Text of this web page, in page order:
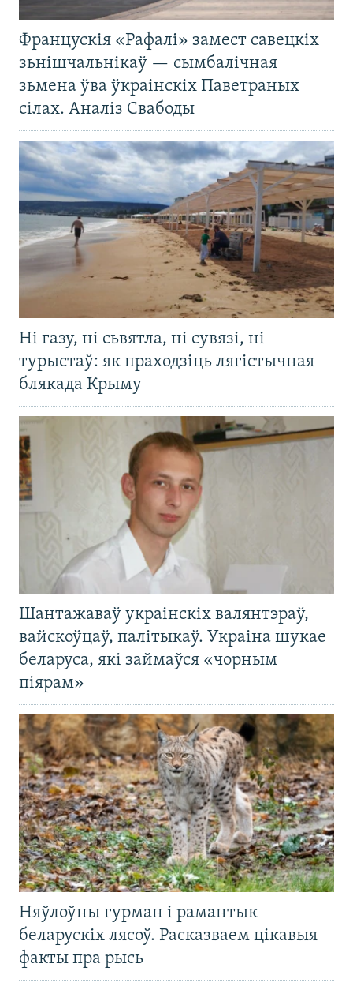
Францускія «Рафалі» замест савецкіх
зьнішчальнікаў — сымбалічная
зьмена ўва ўкраінскіх Паветраных
сілах. Аналіз Свабоды
Ні газу, ні сьвятла, ні сувязі, ні
турыстаў: як праходзіць лягістычная
блякада Крыму
Шантажаваў украінскіх валянтэраў,
вайскоўцаў, палітыкаў. Украіна шукае
беларуса, які займаўся «чорным
піярам»
Няўлоўны гурман і рамантык
беларускіх лясоў. Расказваем цікавыя
факты пра рысь